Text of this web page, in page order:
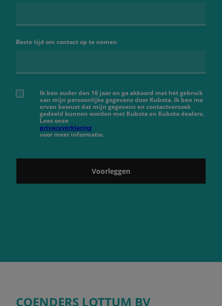
Beste tijd om contact op te nemen
Ik ben ouder dan 16 jaar en ga akkoord met het gebruik
van mijn persoonlijke gegevens door Kubota. Ik ben me
ervan bewust dat mijn gegevens en contactverzoek
gedeeld kunnen worden met Kubota en Kubota dealers.
Lees onze
privacyverklaring
voor meer informatie.
Voorleggen
COENDERS LOTTUM BV